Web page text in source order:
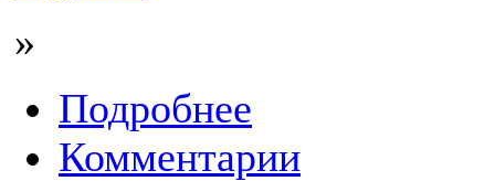
»
Подробнее
Комментарии